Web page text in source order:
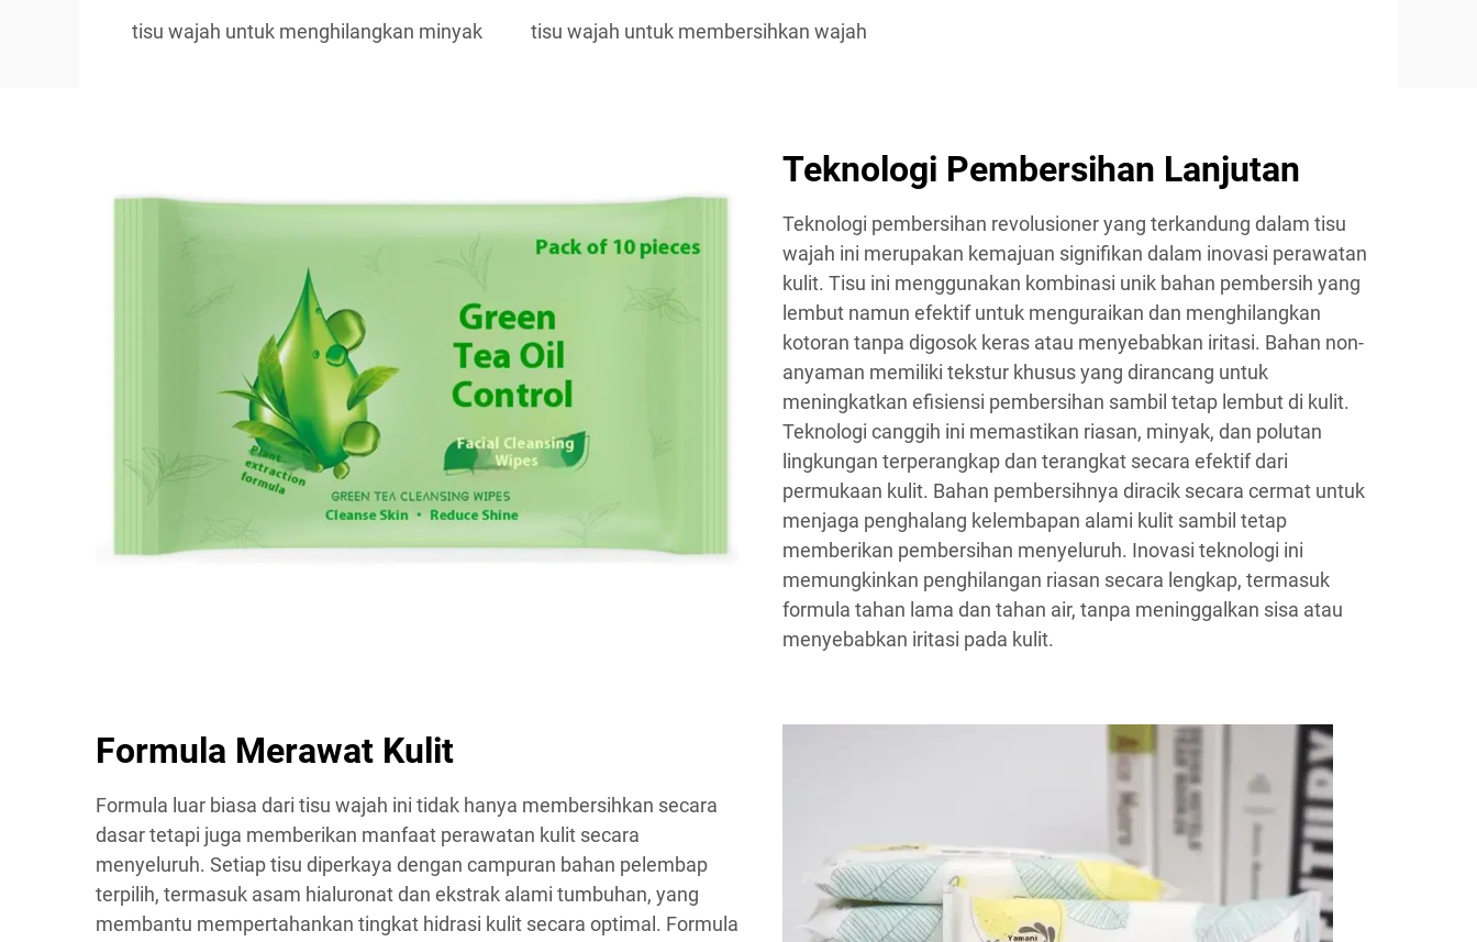
tisu wajah untuk menghilangkan minyak tisu wajah untuk membersihkan wajah
Teknologi Pembersihan Lanjutan
Teknologi pembersihan revolusioner yang terkandung dalam tisu
wajah ini merupakan kemajuan signifikan dalam inovasi perawatan
kulit. Tisu ini menggunakan kombinasi unik bahan pembersih yang
lembut namun efektif untuk menguraikan dan menghilangkan
kotoran tanpa digosok keras atau menyebabkan iritasi. Bahan non-
anyaman memiliki tekstur khusus yang dirancang untuk
meningkatkan efisiensi pembersihan sambil tetap lembut di kulit.
Teknologi canggih ini memastikan riasan, minyak, dan polutan
lingkungan terperangkap dan terangkat secara efektif dari
permukaan kulit. Bahan pembersihnya diracik secara cermat untuk
menjaga penghalang kelembapan alami kulit sambil tetap
memberikan pembersihan menyeluruh. Inovasi teknologi ini
memungkinkan penghilangan riasan secara lengkap, termasuk
formula tahan lama dan tahan air, tanpa meninggalkan sisa atau
menyebabkan iritasi pada kulit.
Formula Merawat Kulit
Formula luar biasa dari tisu wajah ini tidak hanya membersihkan secara
dasar tetapi juga memberikan manfaat perawatan kulit secara
menyeluruh. Setiap tisu diperkaya dengan campuran bahan pelembap
terpilih, termasuk asam hialuronat dan ekstrak alami tumbuhan, yang
membantu mempertahankan tingkat hidrasi kulit secara optimal. Formula